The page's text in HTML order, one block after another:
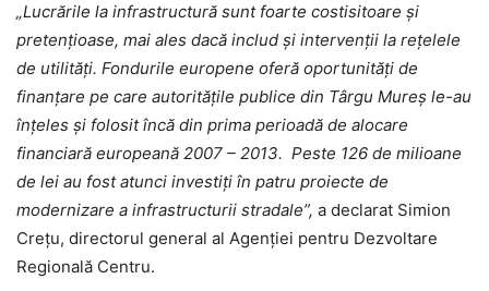
„Lucrările la infrastructură sunt foarte costisitoare și
pretențioase, mai ales dacă includ și intervenții la rețelele
de utilități. Fondurile europene oferă oportunități de
finanțare pe care autoritățile publice din Târgu Mureș le-au
înțeles și folosit încă din prima perioadă de alocare
financiară europeană 2007 – 2013. Peste 126 de milioane
de lei au fost atunci investiți în patru proiecte de
modernizare a infrastructurii stradale”, a declarat Simion
Crețu, directorul general al Agenției pentru Dezvoltare
Regională Centru.